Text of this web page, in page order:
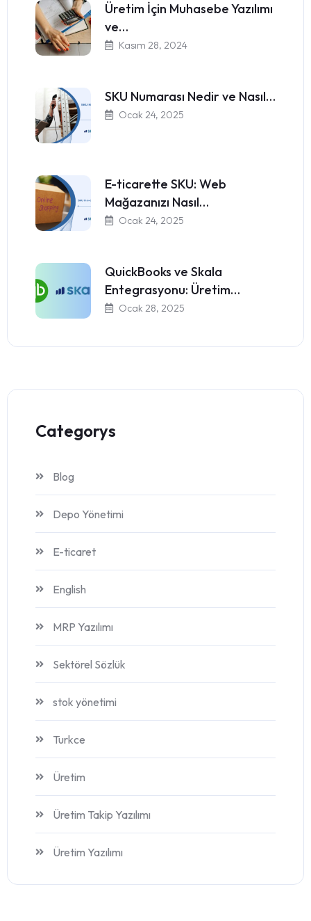
Üretim İçin Muhasebe Yazılımı
ve…
Kasım 28, 2024
SKU Numarası Nedir ve Nasıl…
Ocak 24, 2025
E-ticarette SKU: Web
Mağazanızı Nasıl…
Ocak 24, 2025
QuickBooks ve Skala
Entegrasyonu: Üretim…
Ocak 28, 2025
Categorys
Blog
Depo Yönetimi
E-ticaret
English
MRP Yazılımı
Sektörel Sözlük
stok yönetimi
Turkce
Üretim
Üretim Takip Yazılımı
Üretim Yazılımı